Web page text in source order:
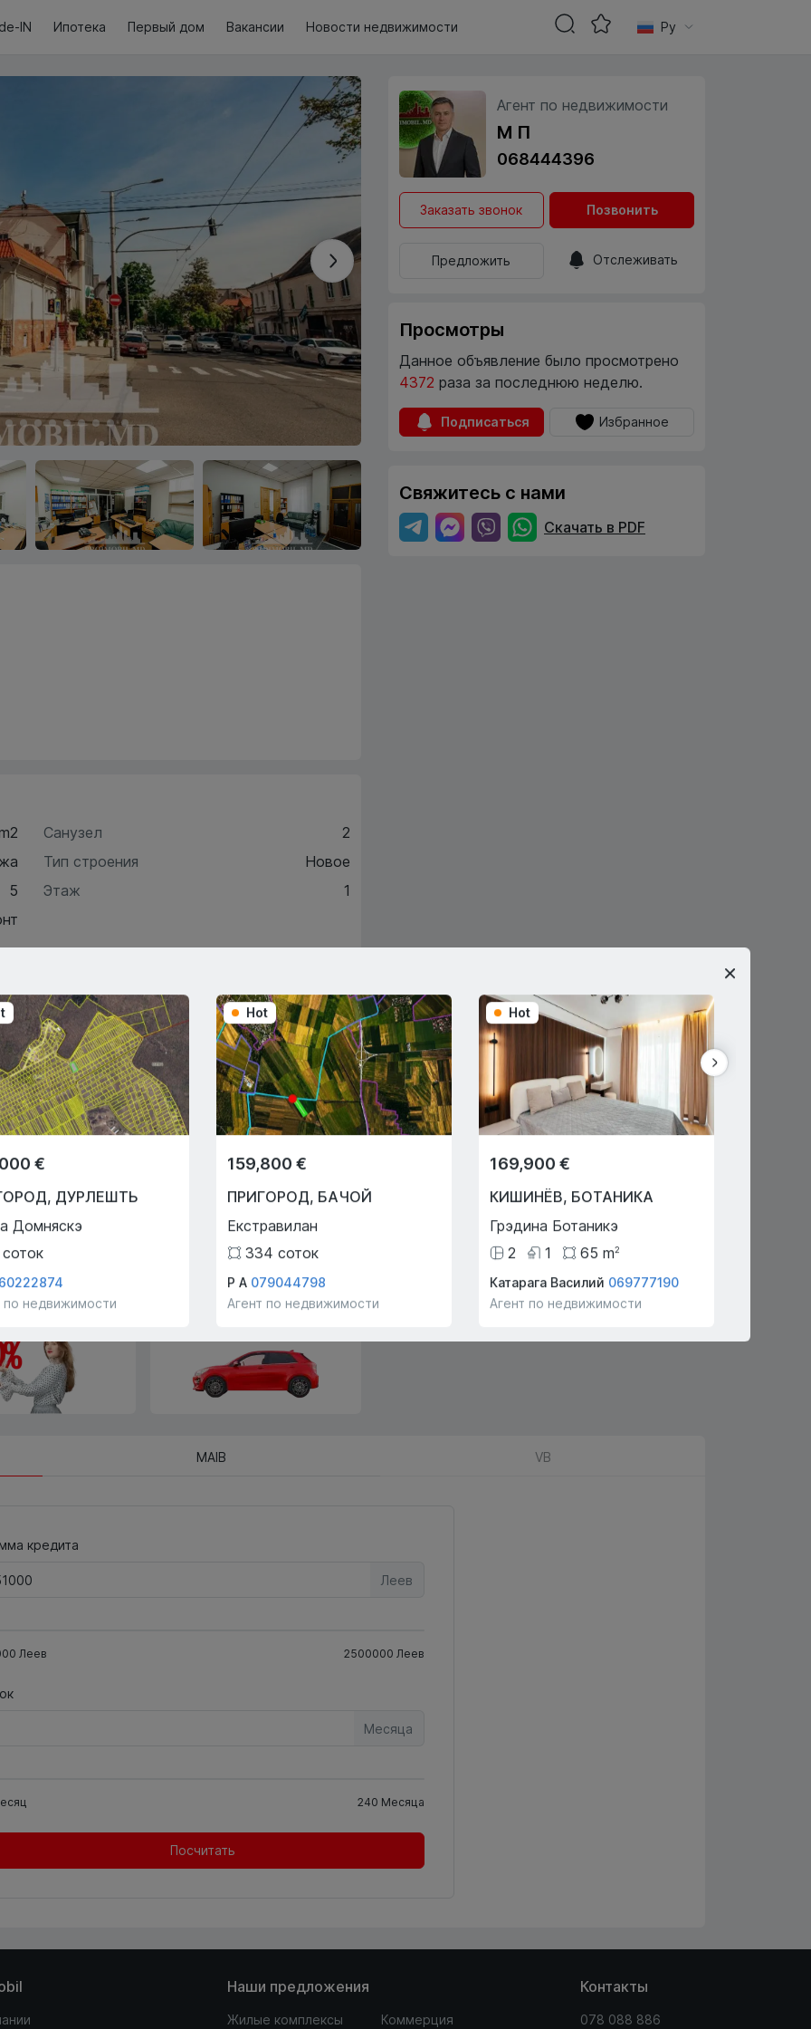
5
Санузел
2
Тип строения
Новое
Этаж
1
Trade-In мы поможем вам
купить эту квартиру в обмен
на другую недвижимость.
ипотеки
Просмотр на транспорте
Агент по недвижимости
М П
068444396
Заказать звонок Позвонить
Предложить Отслеживать
Просмотры
Данное объявление было просмотрено
4372 раза за последнюю неделю.
Подписаться Избранное
Свяжитесь с нами
Скачать в PDF
MAIB VB
кредита
Леев
Леев 2500000 Леев
Месяца
240 Месяца
Посчитать
IN Ипотека Первый дом Вакансии Новости недвижимости Ру
Наши предложения
Жилые комплексы Коммерция
Контакты
078 088 886
€
, ДУРЛЕШТЬ
Домняскэ
соток
по недвижимости
Hot
159,800 €
ПРИГОРОД, БАЧОЙ
Екстравилан
334 соток
Р А 079044798
Агент по недвижимости
Hot
169,900 €
КИШИНЁВ, БОТАНИКА
Грэдина Ботаникэ
2
1 65 m2
Катарага Василий 069777190
Агент по недвижимости